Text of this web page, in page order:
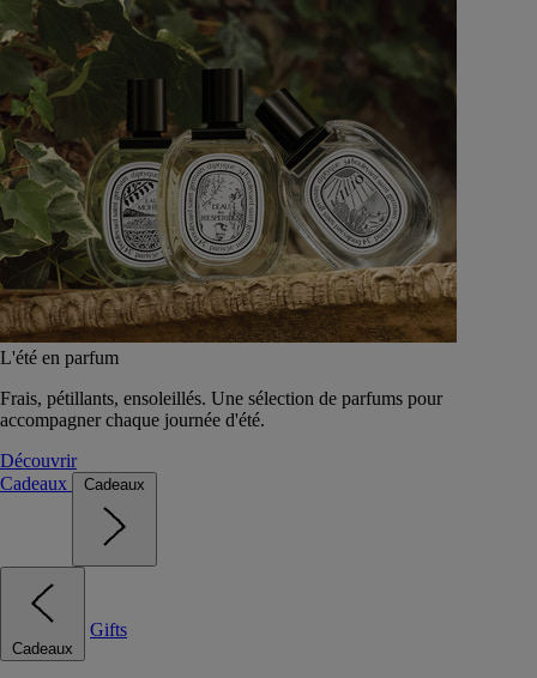
L'été en parfum
Frais, pétillants, ensoleillés. Une sélection de parfums pour
accompagner chaque journée d'été.
Découvrir
Cadeaux
Cadeaux
Cadeaux
Gifts